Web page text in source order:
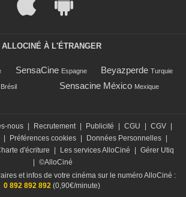
ALLOCINÉ À L'ÉTRANGER
SensaCine Espagne Beyazperde Turquie
Brésil Sensacine México Mexique
nous Recrutement Publicité CGU CGV
Préférences cookies Données Personnelles
d'écriture Les services AlloCiné
Gérer Utiq
©AlloCiné
et infos de votre cinéma sur le numéro AlloCiné :
0 892 892 892(0,90€/minute)